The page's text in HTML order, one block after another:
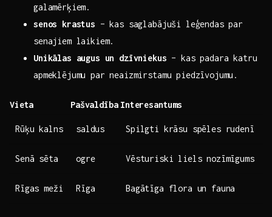
galamērķiem.
senos krastus – kas saglabājuši leģendas par
senajiem laikiem.
Unikālas augus un ​dzīvniekus – kas padara katru
apmeklējumu par neaizmirstamu piedzīvojumu.
Vieta Pašvaldība Interesantums
Rūķu kalns saldus Spilgti krāsu spēles rudenī
Senā sēta ogre Vēsturiski liels nozīmīgums
Rīgas meži Rīga Bagātīga flora un fauna